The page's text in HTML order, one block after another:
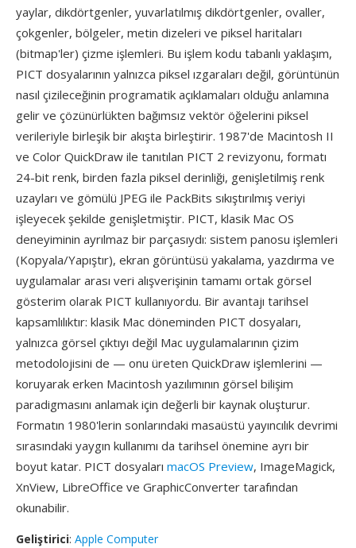
yaylar, dikdörtgenler, yuvarlatılmış dikdörtgenler, ovaller,
çokgenler, bölgeler, metin dizeleri ve piksel haritaları
(bitmap'ler) çizme işlemleri. Bu işlem kodu tabanlı yaklaşım,
PICT dosyalarının yalnızca piksel ızgaraları değil, görüntünün
nasıl çizileceğinin programatik açıklamaları olduğu anlamına
gelir ve çözünürlükten bağımsız vektör öğelerini piksel
verileriyle birleşik bir akışta birleştirir. 1987'de Macintosh II
ve Color QuickDraw ile tanıtılan PICT 2 revizyonu, formatı
24-bit renk, birden fazla piksel derinliği, genişletilmiş renk
uzayları ve gömülü JPEG ile PackBits sıkıştırılmış veriyi
işleyecek şekilde genişletmiştir. PICT, klasik Mac OS
deneyiminin ayrılmaz bir parçasıydı: sistem panosu işlemleri
(Kopyala/Yapıştır), ekran görüntüsü yakalama, yazdırma ve
uygulamalar arası veri alışverişinin tamamı ortak görsel
gösterim olarak PICT kullanıyordu. Bir avantajı tarihsel
kapsamlılıktır: klasik Mac döneminden PICT dosyaları,
yalnızca görsel çıktıyı değil Mac uygulamalarının çizim
metodolojisini de — onu üreten QuickDraw işlemlerini —
koruyarak erken Macintosh yazılımının görsel bilişim
paradigmasını anlamak için değerli bir kaynak oluşturur.
Formatın 1980'lerin sonlarındaki masaüstü yayıncılık devrimi
sırasındaki yaygın kullanımı da tarihsel önemine ayrı bir
boyut katar. PICT dosyaları macOS Preview, ImageMagick,
XnView, LibreOffice ve GraphicConverter tarafından
okunabilir.
Geliştirici: Apple Computer